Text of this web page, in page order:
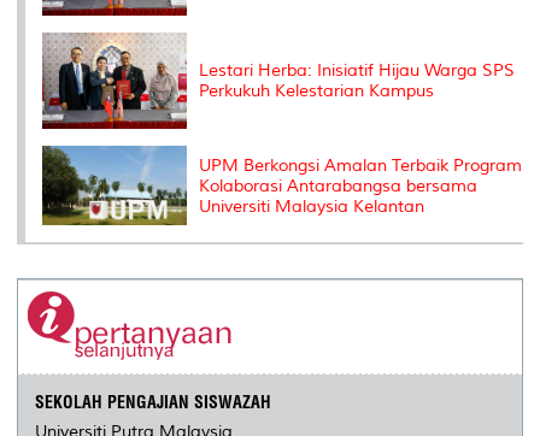
Lestari Herba: Inisiatif Hijau Warga SPS
Perkukuh Kelestarian Kampus
UPM Berkongsi Amalan Terbaik Program
Kolaborasi Antarabangsa bersama
Universiti Malaysia Kelantan
SEKOLAH PENGAJIAN SISWAZAH
Universiti Putra Malaysia